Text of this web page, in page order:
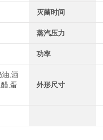
灭菌时间
蒸汽压力
功率
油,酒
,蛋
外形尺寸